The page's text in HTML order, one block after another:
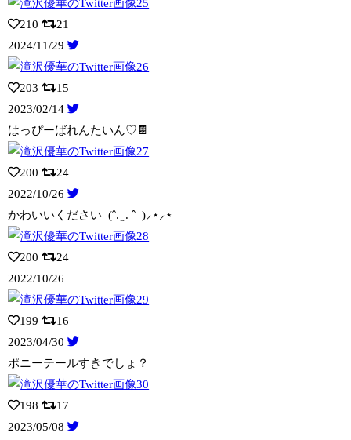
210
21
2024/11/29
203
15
2023/02/14
はっぴーばれんたいん♡🍫
200
24
2022/10/26
かわいいください_(ˆ. ̫ . ˆ_)⸝⋆⸝⋆
200
24
2022/10/26
199
16
2023/04/30
ポニーテールすきでしょ？
198
17
2023/05/08